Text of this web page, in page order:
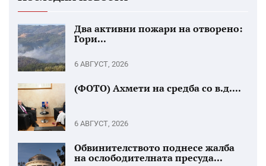
Два активни пожари на отворено:
Гори...
6 АВГУСТ, 2026
(ФОТО) Ахмети на средба со в.д....
6 АВГУСТ, 2026
Обвинителството поднесе жалба
на ослободителната пресуда...